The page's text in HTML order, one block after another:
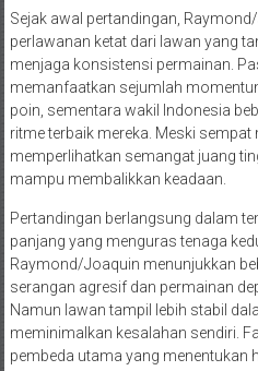
Sejak awal pertandingan,
perlawanan ketat dari lawan yang
menjaga konsistensi permainan.
memanfaatkan sejumlah
poin, sementara wakil Indonesia
ritme terbaik mereka. Meski
memperlihatkan semangat juang
mampu membalikkan keadaan.
Pertandingan berlangsung dalam
panjang yang menguras tenaga
Raymond/Joaquin menunjukkan
serangan agresif dan permainan
Namun lawan tampil lebih stabil
meminimalkan kesalahan sendiri.
pembeda utama yang menentukan